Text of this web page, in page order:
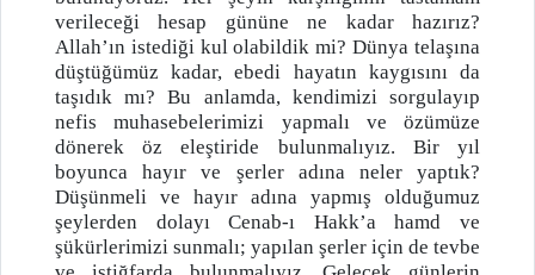
verileceği hesap gününe ne kadar hazırız?
Allah’ın istediği kul olabildik mi? Dünya telaşına
düştüğümüz kadar, ebedi hayatın kaygısını da
taşıdık mı?Bu anlamda, kendimizi sorgulayıp
nefis muhasebelerimizi yapmalı ve özümüze
dönerek öz eleştiride bulunmalıyız. Bir yıl
boyunca hayır ve şerler adına neler yaptık?
Düşünmeli ve hayır adına yapmış olduğumuz
şeylerden dolayı Cenab-ı Hakk’a hamd ve
şükürlerimizi sunmalı; yapılan şerler için de tevbe